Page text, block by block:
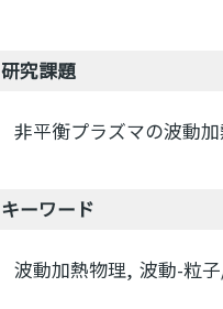
研究課題
非平衡プラズマの波動
キーワード
波動加熱物理 波動-粒